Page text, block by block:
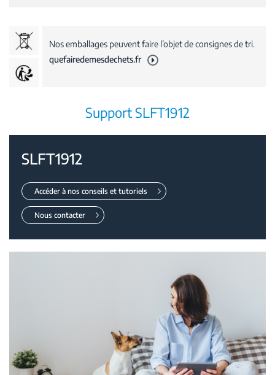
Nos emballages peuvent faire l’objet de consignes de tri.
quefairedemesdechets.fr
Support SLFT1912
SLFT1912
Accéder à nos conseils et tutoriels
Nous contacter